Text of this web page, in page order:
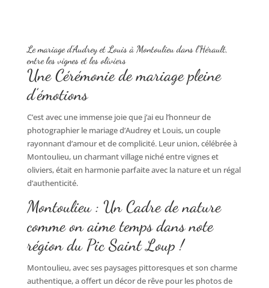
Le mariage d’Audrey et Louis à Montoulieu dans l’Hérault,
entre les vignes et les oliviers
Une Cérémonie de mariage pleine
d’émotions
C’est avec une immense joie que j’ai eu l’honneur de
photographier le mariage d’Audrey et Louis, un couple
rayonnant d’amour et de complicité. Leur union, célébrée à
Montoulieu, un charmant village niché entre vignes et
oliviers, était en harmonie parfaite avec la nature et un régal
d’authenticité.
Montoulieu : Un Cadre de nature
comme on aime temps dans note
région du Pic Saint Loup !
Montoulieu, avec ses paysages pittoresques et son charme
authentique, a offert un décor de rêve pour les photos de